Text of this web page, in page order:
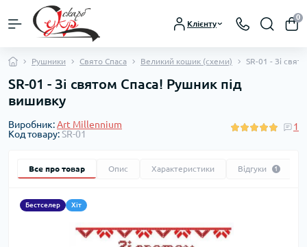
Клієнту
0
Рушники Свято Спаса Великий кошик (схеми) SR-01 - Зі
SR-01 - Зі святом Спаса! Рушник під
вишивку
Виробник:Art Millennium
Код товару:SR-01
1
Все про товар Опис Характеристики Відгуки 1
Бестселер Хіт